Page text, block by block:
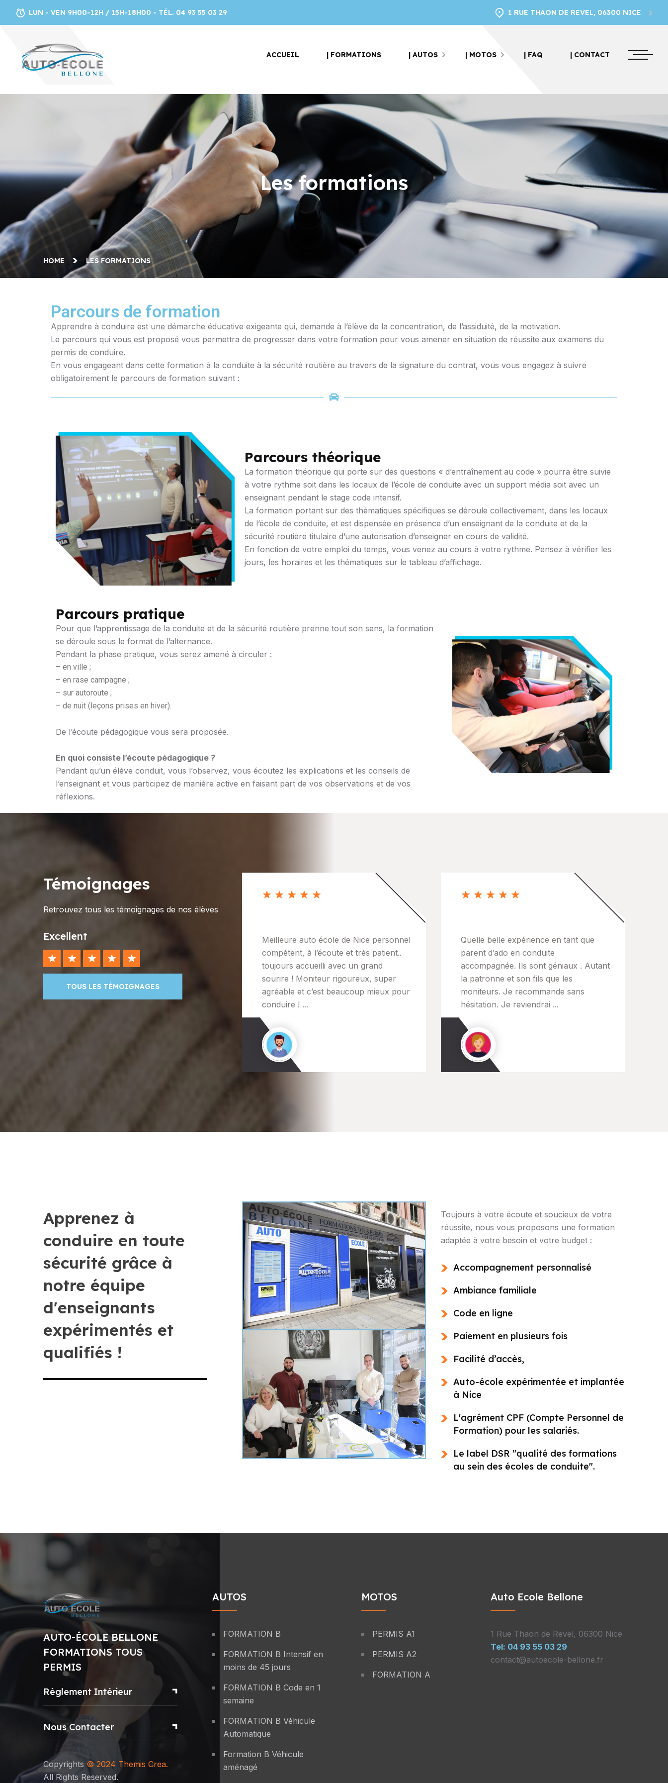
LUN - VEN 9H00-12H / 15H-18H00 - TÉL. 04 93 55 03 29 1 RUE THAON DE REVEL, 06300 NICE
ACCUEIL | FORMATIONS | AUTOS | MOTOS | FAQ | CONTACT
Les formations
HOME LES FORMATIONS
Parcours de formation
Apprendre à conduire est une démarche éducative exigeante qui, demande à l’élève de la concentration, de l’assiduité, de la motivation.
Le parcours qui vous est proposé vous permettra de progresser dans votre formation pour vous amener en situation de réussite aux examens du
permis de conduire.
En vous engageant dans cette formation à la conduite à la sécurité routière au travers de la signature du contrat, vous vous engagez à suivre
obligatoirement le parcours de formation suivant :
Parcours théorique
La formation théorique qui porte sur des questions « d’entraînement au code » pourra être suivie
à votre rythme soit dans les locaux de l’école de conduite avec un support média soit avec un
enseignant pendant le stage code intensif.
La formation portant sur des thématiques spécifiques se déroule collectivement, dans les locaux
de l’école de conduite, et est dispensée en présence d’un enseignant de la conduite et de la
sécurité routière titulaire d’une autorisation d’enseigner en cours de validité.
En fonction de votre emploi du temps, vous venez au cours à votre rythme. Pensez à vérifier les
jours, les horaires et les thématiques sur le tableau d’affichage.
Parcours pratique
Pour que l’apprentissage de la conduite et de la sécurité routière prenne tout son sens, la formation
se déroule sous le format de l’alternance.
Pendant la phase pratique, vous serez amené à circuler :
– en ville ;
– en rase campagne ;
– sur autoroute ;
– de nuit (leçons prises en hiver).
De l’écoute pédagogique vous sera proposée.
En quoi consiste l’écoute pédagogique ?
Pendant qu’un élève conduit, vous l’observez, vous écoutez les explications et les conseils de
l’enseignant et vous participez de manière active en faisant part de vos observations et de vos
réflexions.
Témoignages
Retrouvez tous les témoignages de nos élèves
Excellent
TOUS LES TÉMOIGNAGES
Meilleure auto école de Nice personnel
compétent, à l’écoute et très patient..
toujours accueilli avec un grand
sourire ! Moniteur rigoureux, super
agréable et c’est beaucoup mieux pour
conduire ! ...
Quelle belle expérience en tant que
parent d’ado en conduite
accompagnée. Ils sont géniaux . Autant
la patronne et son fils que les
moniteurs. Je recommande sans
hésitation. Je reviendrai ...
Apprenez à
conduire en toute
sécurité grâce à
notre équipe
d'enseignants
expérimentés et
qualifiés !
Toujours à votre écoute et soucieux de votre
réussite, nous vous proposons une formation
adaptée à votre besoin et votre budget :
Accompagnement personnalisé
Ambiance familiale
Code en ligne
Paiement en plusieurs fois
Facilité d’accès,
Auto-école expérimentée et implantée
à Nice
L'agrément CPF (Compte Personnel de
Formation) pour les salariés.
Le label DSR "qualité des formations
au sein des écoles de conduite".
AUTO-ÉCOLE BELLONE
FORMATIONS TOUS
PERMIS
Règlement Intérieur
Nous Contacter
Copyrights © 2024 Themis Crea.
All Rights Reserved.
AUTOS
FORMATION B
FORMATION B Intensif en
moins de 45 jours
FORMATION B Code en 1
semaine
FORMATION B Véhicule
Automatique
Formation B Véhicule
aménagé
MOTOS
PERMIS A1
PERMIS A2
FORMATION A
Auto Ecole Bellone
1 Rue Thaon de Revel, 06300 Nice
Tel: 04 93 55 03 29
contact@autoecole-bellone.fr